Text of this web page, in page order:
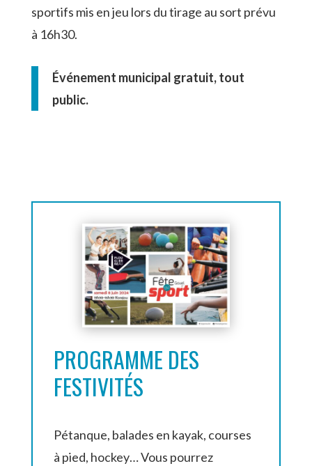
sportifs mis en jeu lors du tirage au sort prévu
à 16h30.
Événement municipal gratuit, tout
public.
PROGRAMME DES
FESTIVITÉS
Pétanque, balades en kayak, courses
à pied, hockey… Vous pourrez